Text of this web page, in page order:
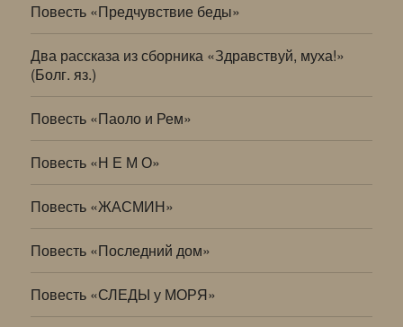
Повесть «Предчувствие беды»
Два рассказа из сборника «Здравствуй, муха!»
(Болг. яз.)
Повесть «Паоло и Рем»
Повесть «Н Е М О»
Повесть «ЖАСМИН»
Повесть «Последний дом»
Повесть «СЛЕДЫ у МОРЯ»